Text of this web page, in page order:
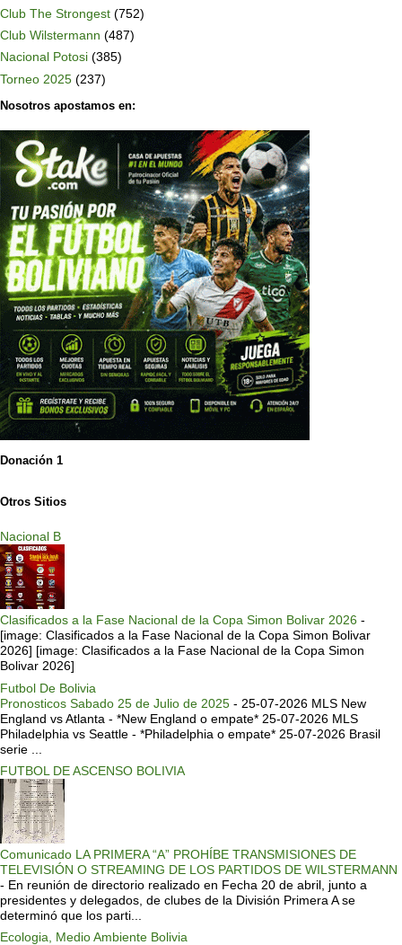
Club The Strongest (752)
Club Wilstermann (487)
Nacional Potosi (385)
Torneo 2025 (237)
Nosotros apostamos en:
Donación 1
Otros Sitios
Nacional B
Clasificados a la Fase Nacional de la Copa Simon Bolivar 2026 -
[image: Clasificados a la Fase Nacional de la Copa Simon Bolivar
2026] [image: Clasificados a la Fase Nacional de la Copa Simon
Bolivar 2026]
Futbol De Bolivia
Pronosticos Sabado 25 de Julio de 2025 - 25-07-2026 MLS New
England vs Atlanta - *New England o empate* 25-07-2026 MLS
Philadelphia vs Seattle - *Philadelphia o empate* 25-07-2026 Brasil
serie ...
FUTBOL DE ASCENSO BOLIVIA
Comunicado LA PRIMERA “A” PROHÍBE TRANSMISIONES DE
TELEVISIÓN O STREAMING DE LOS PARTIDOS DE WILSTERMANN
- En reunión de directorio realizado en Fecha 20 de abril, junto a
presidentes y delegados, de clubes de la División Primera A se
determinó que los parti...
Ecologia, Medio Ambiente Bolivia